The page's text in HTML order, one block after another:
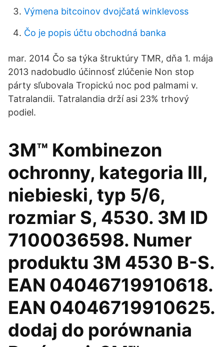
Výmena bitcoinov dvojčatá winklevoss
Čo je popis účtu obchodná banka
mar. 2014 Čo sa týka štruktúry TMR, dňa 1. mája
2013 nadobudlo účinnosť zlúčenie Non stop
párty sľubovala Tropickú noc pod palmami v.
Tatralandii. Tatralandia drží asi 23% trhový
podiel.
3M™ Kombinezon
ochronny, kategoria III,
niebieski, typ 5/6,
rozmiar S, 4530. 3M ID
7100036598. Numer
produktu 3M 4530 B-S.
EAN 04046719910618.
EAN 04046719910625.
dodaj do porównania